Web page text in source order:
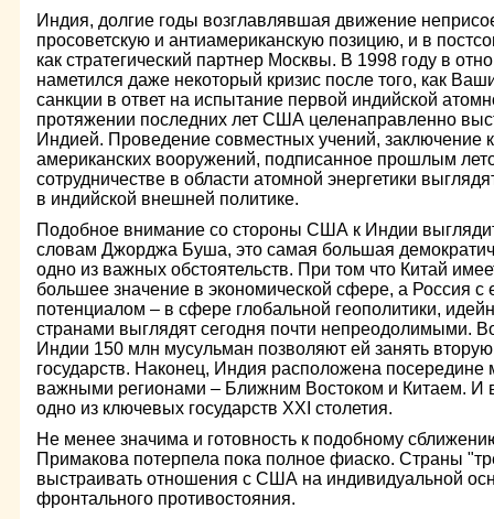
Индия, долгие годы возглавлявшая движение
просоветскую и антиамериканскую позицию, и в
как стратегический партнер Москвы. В 1998 году в
наметился даже некоторый кризис после того, как
санкции в ответ на испытание первой индийской
протяжении последних лет США целенаправленно
Индией. Проведение совместных учений, заключение
американских вооружений, подписанное прошлым
сотрудничестве в области атомной энергетики
в индийской внешней политике.
Подобное внимание со стороны США к Индии
словам Джорджа Буша, это самая большая
одно из важных обстоятельств. При том что Китай
большее значение в экономической сфере, а Россия с
потенциалом – в сфере глобальной геополитики,
странами выглядят сегодня почти непреодолимыми.
Индии 150 млн мусульман позволяют ей занять
государств. Наконец, Индия расположена посередине
важными регионами – Ближним Востоком и Китаем. И
одно из ключевых государств XXI столетия.
Не менее значима и готовность к подобному
Примакова потерпела пока полное фиаско. Страны
выстраивать отношения с США на индивидуальной
фронтального противостояния.